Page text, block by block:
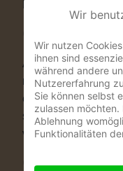
Auf Wunsch
musikalischen oder
ehemaliger
so Momente, die
vergessen werden.
Warum eine
Wir
Wir nutzen
ihnen sind
während andere
Nutzererfahrung
Sie können selbst
zulassen
Ablehnung
Funktionalitäten